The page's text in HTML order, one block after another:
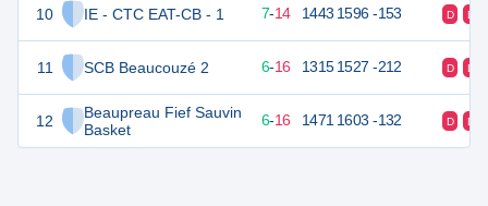
10 IE - CTC EAT-CB - 1
11 SCB Beaucouzé 2
12
Beaupreau Fief Sauvin
Basket
28 7-14 1443 1596 -153 D D
28 6-16 1315 1527 -212 D D
28 22 6-16 1471 1603 -132 D D